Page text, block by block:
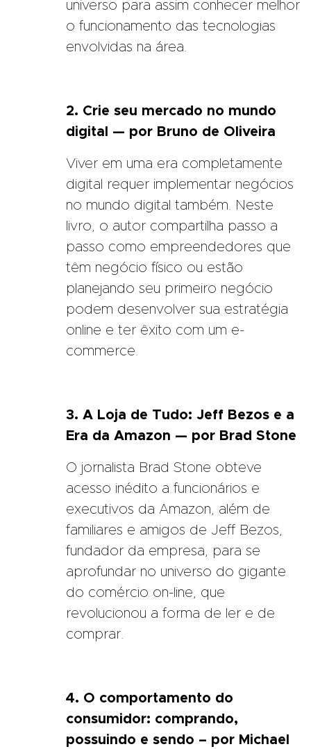
universo para assim conhecer melhor
o funcionamento das tecnologias
envolvidas na área.
2. Crie seu mercado no mundo
digital — por Bruno de Oliveira
Viver em uma era completamente
digital requer implementar negócios
no mundo digital também. Neste
livro, o autor compartilha passo a
passo como empreendedores que
têm negócio físico ou estão
planejando seu primeiro negócio
podem desenvolver sua estratégia
online e ter êxito com um e-
commerce.
3. A Loja de Tudo: Jeff Bezos e a
Era da Amazon — por Brad Stone
O jornalista Brad Stone obteve
acesso inédito a funcionários e
executivos da Amazon, além de
familiares e amigos de Jeff Bezos,
fundador da empresa, para se
aprofundar no universo do gigante
do comércio on-line, que
revolucionou a forma de ler e de
comprar.
4. O comportamento do
consumidor: comprando,
possuindo e sendo – por Michael